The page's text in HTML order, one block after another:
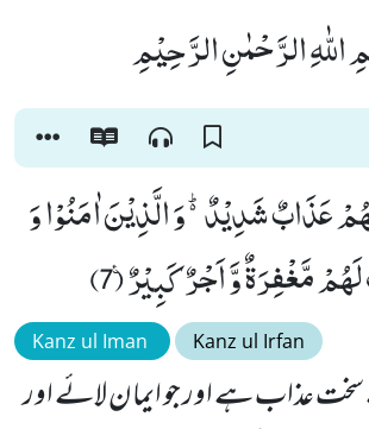
اللّٰهِ الرَّحْمٰنِ الرَّحِیْمِ
عَذَابٌ شَدِیْدٌ۬ؕ-وَ الَّذِیْنَ اٰمَنُوْا وَ
مَّغْفِرَةٌ وَّ اَجْرٌ كَبِیْرٌ۠ (7)
Kanz ul Iman Kanz ul Irfan
عذاب ہے اور جو ایمان لائے اور